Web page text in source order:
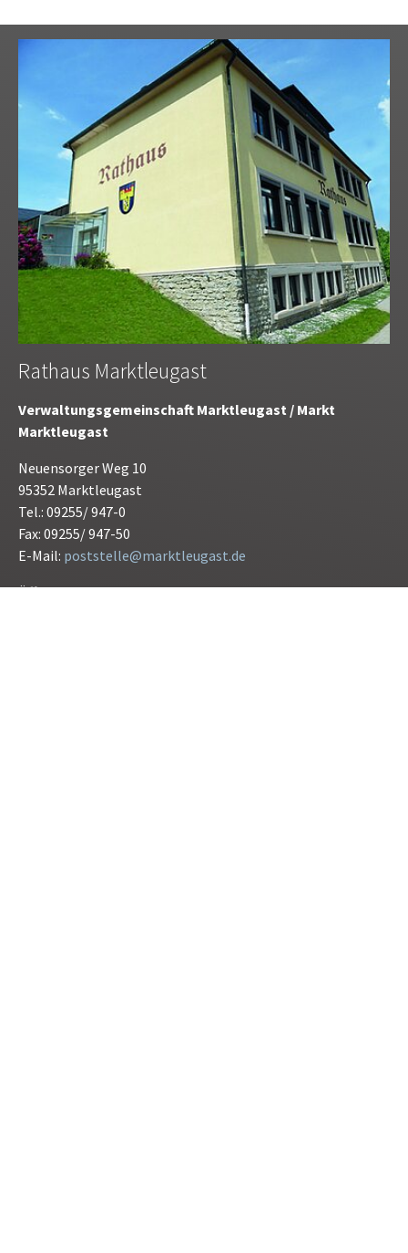
Rathaus Marktleugast
Verwaltungsgemeinschaft Marktleugast / Markt
Marktleugast
Neuensorger Weg 10
95352 Marktleugast
Tel.: 09255/ 947-0
Fax: 09255/ 947-50
E-Mail: poststelle@marktleugast.de
Öffnungszeiten: